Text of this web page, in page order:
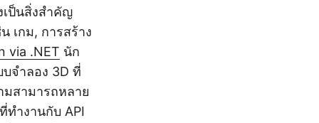
เป็นสิ่งสำคัญ
เกม, การสร้าง
via .NET นัก
จำลอง 3D ที่
สามารถหลาย
ำงานกับ API